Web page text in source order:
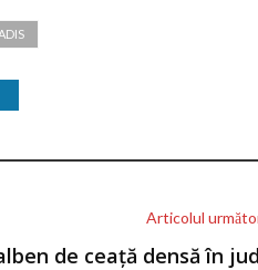
Articolul
de ceață densă în